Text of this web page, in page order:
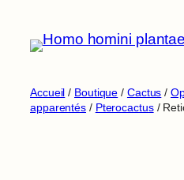
contenu
Accueil / Boutique / Cactus /
apparentés / Pterocactus/